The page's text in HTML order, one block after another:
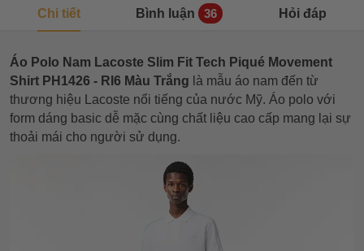
Chi tiết Bình luận 36 Hỏi đáp
Áo Polo Nam Lacoste Slim Fit Tech Piqué Movement
Shirt PH1426 - RI6 Màu Trắng là mẫu áo nam đến từ
thương hiệu Lacoste nổi tiếng của nước Mỹ. Áo polo với
form dáng basic dễ mặc cùng chất liệu cao cấp mang lại sự
thoải mái cho người sử dụng.